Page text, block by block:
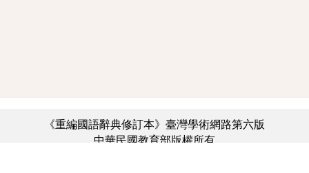
《重編國語辭典修訂本》臺灣學術網路第六版
中華民國教育部版權所有